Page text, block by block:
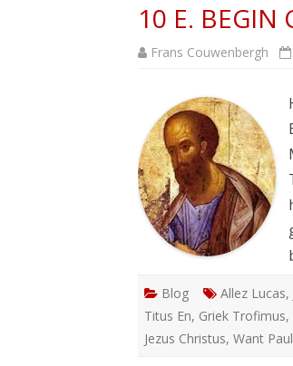
10 E. BEGIN
Frans Couwenbergh
Blog Allez Lucas,
Titus En, Griek Trofimus,
Jezus Christus, Want